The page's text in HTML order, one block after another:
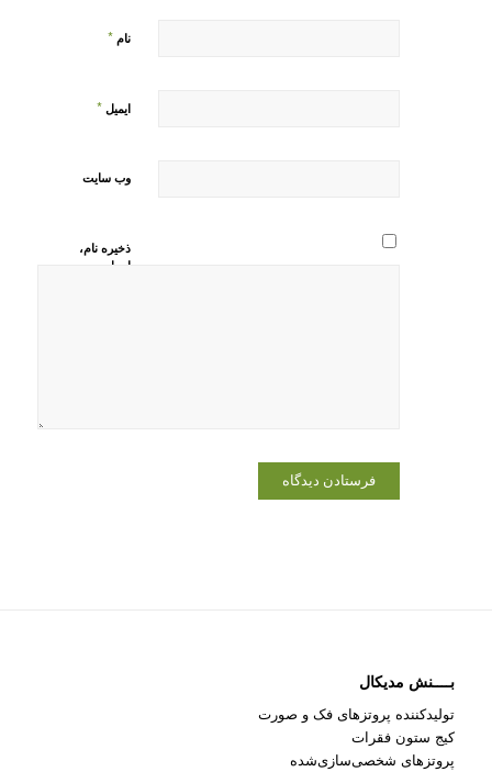
نام *
ایمیل *
وب‌ سایت
ذخیره نام،
ایمیل و
بــــنش مدیکال
تولیدکننده پروتزهای فک و صورت
کیج ستون فقرات
پروتزهای شخصی‌سازی‌شده